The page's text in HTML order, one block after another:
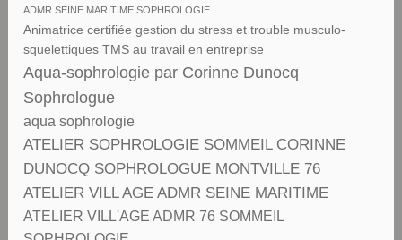
ADMR SEINE MARITIME SOPHROLOGIE
Animatrice certifiée gestion du stress et trouble musculo-
squelettiques TMS au travail en entreprise
Aqua-sophrologie par Corinne Dunocq
Sophrologue
aqua sophrologie
ATELIER SOPHROLOGIE SOMMEIL CORINNE
DUNOCQ SOPHROLOGUE MONTVILLE 76
ATELIER VILL AGE ADMR SEINE MARITIME
ATELIER VILL'AGE ADMR 76 SOMMEIL